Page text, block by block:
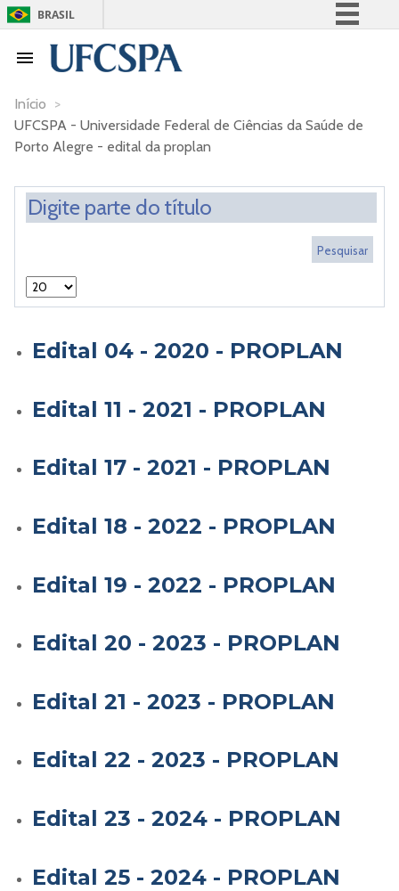
BRASIL
Acesso à informação
Canais
Início >
UFCSPA - Universidade Federal de Ciências da Saúde de
Porto Alegre - edital da proplan
Edital 04 - 2020 - PROPLAN
Edital 11 - 2021 - PROPLAN
Edital 17 - 2021 - PROPLAN
Edital 18 - 2022 - PROPLAN
Edital 19 - 2022 - PROPLAN
Edital 20 - 2023 - PROPLAN
Edital 21 - 2023 - PROPLAN
Edital 22 - 2023 - PROPLAN
Edital 23 - 2024 - PROPLAN
Edital 25 - 2024 - PROPLAN